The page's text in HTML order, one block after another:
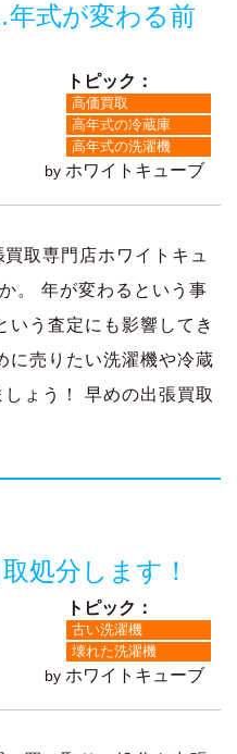
式が変わる前
トピック：
高価買取
高年式の冷蔵庫
高年式の洗濯機
by ホワイトキューブ
取専門店ホワイトキュ
。 年が変わるという事
いう査定にも影響してき
に売りたい洗濯機や冷蔵
ょう！ 早めの出張買取
処分します！
トピック：
古い洗濯機
壊れた洗濯機
by ホワイトキューブ